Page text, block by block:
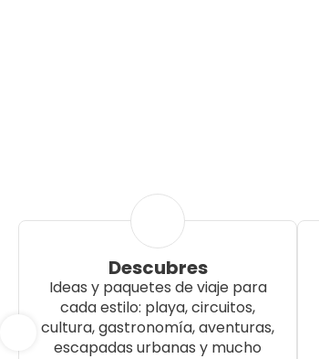
Descubres
Ideas y paquetes de viaje para
cada estilo: playa, circuitos,
cultura, gastronomía, aventuras,
escapadas urbanas y mucho